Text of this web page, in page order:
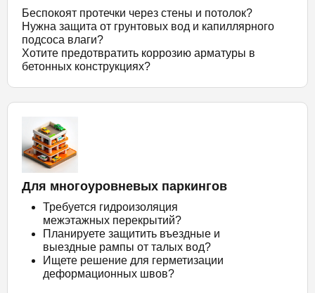
Беспокоят протечки через стены и потолок?
Нужна защита от грунтовых вод и капиллярного
подсоса влаги?
Хотите предотвратить коррозию арматуры в
бетонных конструкциях?
Для многоуровневых паркингов
Требуется гидроизоляция
межэтажных перекрытий?
Планируете защитить въездные и
выездные рампы от талых вод?
Ищете решение для герметизации
деформационных швов?